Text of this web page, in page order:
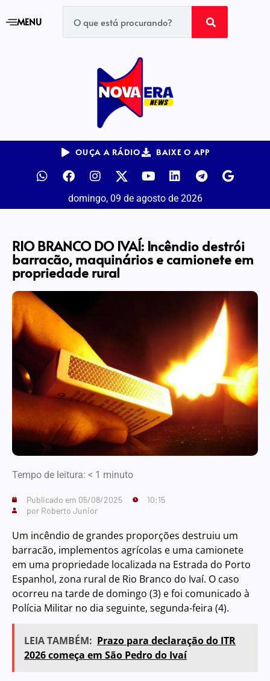
MENU
OUÇA A RÁDIO BAIXE O APP
domingo, 09 de agosto de 2026
RIO BRANCO DO IVAÍ: Incêndio destrói
barracão, maquinários e camionete em
propriedade rural
Tempo de leitura: < 1 minuto
Publicado em 05/08/2025
10:15
por Roberto Junior
Um incêndio de grandes proporções destruiu um
barracão, implementos agrícolas e uma camionete
em uma propriedade localizada na Estrada do Porto
Espanhol, zona rural de Rio Branco do Ivaí. O caso
ocorreu na tarde de domingo (3) e foi comunicado à
Polícia Militar no dia seguinte, segunda-feira (4).
LEIA TAMBÉM: Prazo para declaração do ITR
2026 começa em São Pedro do Ivaí